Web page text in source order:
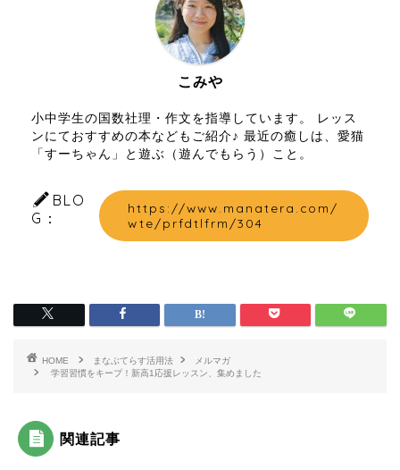
こみや
小中学生の国数社理・作文を指導しています。 レッス
ンにておすすめの本などもご紹介♪ 最近の癒しは、愛猫
「すーちゃん」と遊ぶ（遊んでもらう）こと。
BLO
G：
https://www.manatera.com/
wte/prfdtlfrm/304
HOME まなぶてらす活用法
メルマガ
学習習慣をキープ！新高1応援レッスン、集めました
関連記事